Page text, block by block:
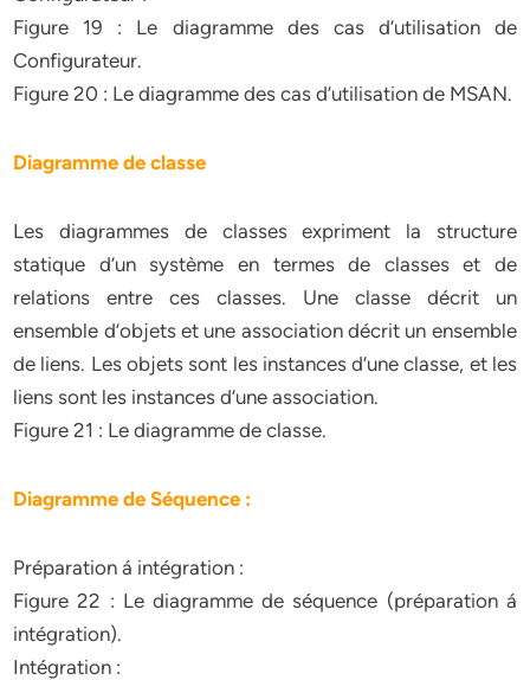
Figure 19 : Le diagramme des cas d’utilisation de
Configurateur.
Figure 20 : Le diagramme des cas d’utilisation de MSAN.
Diagramme de classe
Les diagrammes de classes expriment la structure
statique d’un système en termes de classes et de
relations entre ces classes. Une classe décrit un
ensemble d’objets et une association décrit un ensemble
de liens. Les objets sont les instances d’une classe, et les
liens sont les instances d’une association.
Figure 21 : Le diagramme de classe.
Diagramme de Séquence :
Préparation á intégration :
Figure 22 : Le diagramme de séquence (préparation á
intégration).
Intégration :